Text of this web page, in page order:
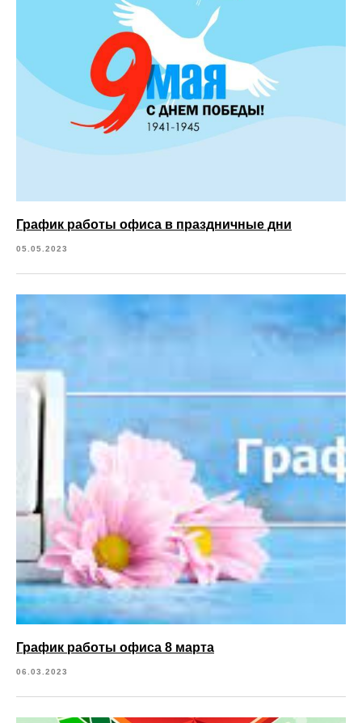
График работы офиса в праздничные дни
05.05.2023
График работы офиса 8 марта
06.03.2023